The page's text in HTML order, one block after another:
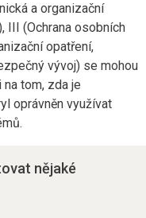
a organizační
III (Ochrana osobních
opatření,
vývoj) se mohou
tom, zda je
oprávněn využívat
nějaké